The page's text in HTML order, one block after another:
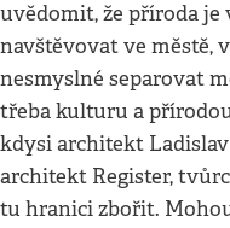
uvědomit, že příroda
navštěvovat ve městě,
nesmyslné separovat
třeba kulturu a
kdysi architekt
architekt Register,
tu hranici zbořit.